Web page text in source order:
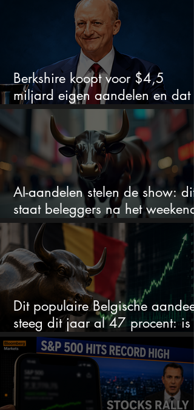
Berkshire koopt voor $4,5
miljard eigen aandelen en dat
zegt veel over de waardering
AI-aandelen stelen de show: dit
staat beleggers na het weekend
te wachten
Dit populaire Belgische aandeel
steeg dit jaar al 47 procent: is
ruimte voor meer?